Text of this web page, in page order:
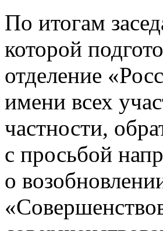
По итогам
которой
отделение
имени всех
частности,
с просьбой
о